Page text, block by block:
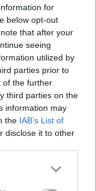
for
below opt-out
that after your
seeing
utilized by
parties prior to
of the further
third parties on the
information may
the IAB’s List of
disclose it to other
szakértők szerint